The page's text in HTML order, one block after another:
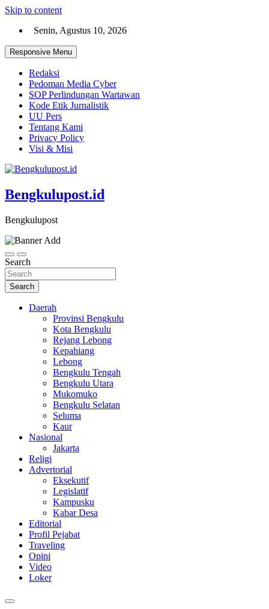
Skip to content
Senin, Agustus 10, 2026
Responsive Menu
Redaksi
Pedoman Media Cyber
SOP Perlindungan Wartawan
Kode Etik Jurnalistik
UU Pers
Tentang Kami
Privacy Policy
Visi & Misi
Bengkulupost.id
Bengkulupost
Search
Search
Daerah
Provinsi Bengkulu
Kota Bengkulu
Rejang Lebong
Kepahiang
Lebong
Bengkulu Tengah
Bengkulu Utara
Mukomuko
Bengkulu Selatan
Seluma
Kaur
Nasional
Jakarta
Religi
Advertorial
Eksekutif
Legislatif
Kampusku
Kabar Desa
Editorial
Profil Pejabat
Traveling
Opini
Video
Loker